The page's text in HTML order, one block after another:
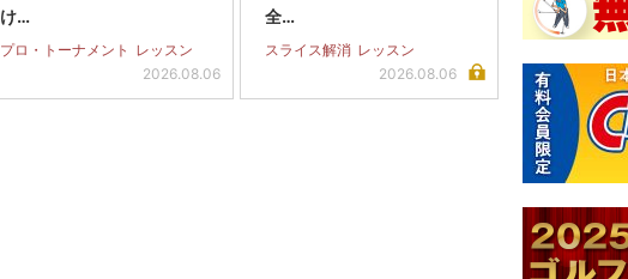
け…
プロ・トーナメント レッスン
2026.08.06
全…
スライス解消 レッスン
2026.08.06